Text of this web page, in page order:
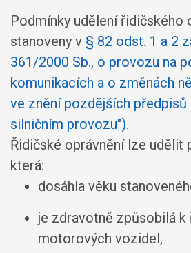
Podmínky udělení řidičského
stanoveny v § 82 odst. 1 a 2
361/2000 Sb., o provozu na
komunikacích a o změnách
ve znění pozdějších předpisů
silničním provozu").
Řidičské oprávnění lze udělit
která:
dosáhla věku
je zdravotně způsobilá k
motorových vozidel,